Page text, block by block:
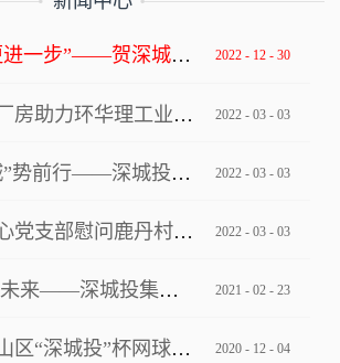
“百尺竿头，更进一步”——贺深城投集团获评深圳市总部企业 2022 - 12 - 30
力波1987：老厂房助力环华理工业设计创新中心写入上海市级文件！ 2022 - 03 - 03
万物向新，“城”势前行——深城投集团“逐梦四十年”2022年年会 2022 - 03 - 03
深城投运营中心党支部慰问鹿丹村社区疫情防控一线工作人员 2022 - 03 - 03
众志成城 共筑未来——深城投集团2021云年会圆满落幕 2021 - 02 - 23
2020年首届坪山区“深城投”杯网球邀请赛完美落幕 2020 - 12 - 04